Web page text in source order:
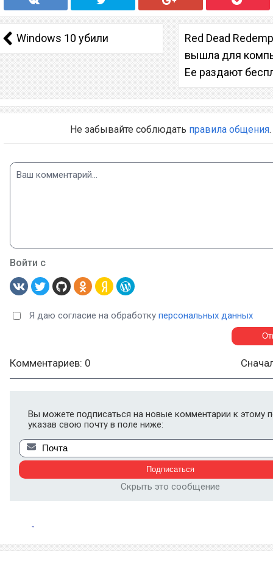
Windows 10 убили
Red Dead
вышла для
Ее раздают
Не забывайте соблюдать правила общения.
Войти с
Я даю согласие на обработку персональных данных
Комментариев: 0
Вы можете подписаться на новые комментарии к этому
указав свою почту в поле ниже:
Скрыть это сообщение